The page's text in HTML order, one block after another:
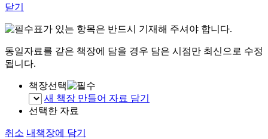
닫기
표가 있는 항목은 반드시 기재해 주셔야 합니다.
동일자료를 같은 책장에 담을 경우 담은 시점만 최신으로 수정
됩니다.
책장선택
새 책장 만들어 자료 담기
선택한 자료
취소 내책장에 담기